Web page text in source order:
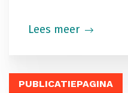
Lees meer
PUBLICATIEPAGINA